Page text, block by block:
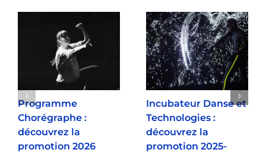
Programme
Chorégraphe :
découvrez la
promotion 2026
Incubateur Danse et
Technologies :
découvrez la
promotion 2025-